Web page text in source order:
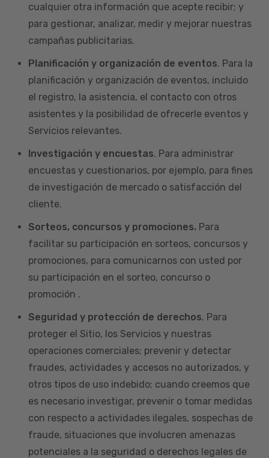
cualquier otra información que acepte recibir; y
para gestionar, analizar, medir y mejorar nuestras
campañas publicitarias.
Planificación y organización de eventos. Para la
planificación y organización de eventos, incluido
el registro, la asistencia, el contacto con otros
asistentes y la posibilidad de ofrecerle eventos y
Servicios relevantes.
Investigación y encuestas. Para administrar
encuestas y cuestionarios, por ejemplo, para fines
de investigación de mercado o satisfacción del
cliente.
Sorteos, concursos y promociones. Para
facilitar su participación en sorteos, concursos y
promociones, para comunicarnos con usted por
su participación en el sorteo, concurso o
promoción .
Seguridad y protección de derechos. Para
proteger el Sitio, los Servicios y nuestras
operaciones comerciales; prevenir y detectar
fraudes, actividades y accesos no autorizados, y
otros tipos de uso indebido; cuando creemos que
es necesario investigar, prevenir o tomar medidas
con respecto a actividades ilegales, sospechas de
fraude, situaciones que involucren amenazas
potenciales a la seguridad o derechos legales de